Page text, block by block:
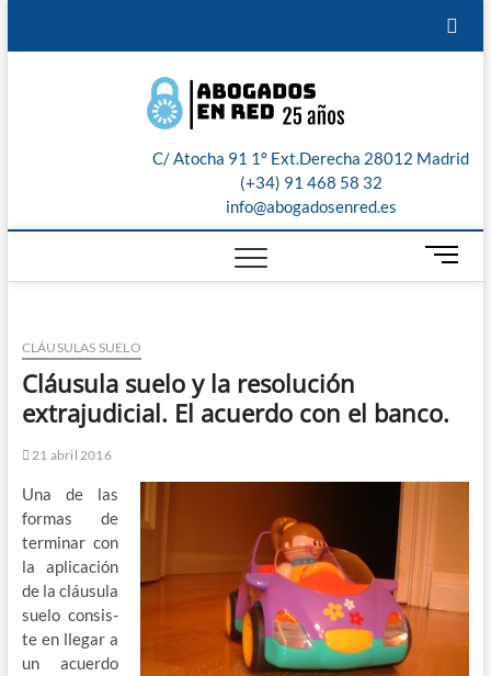
en Red:
Madrid,
Toledo,
Malaga,
C/ Atocha 91 1º Ext.Derecha 28012 Madrid
(+34) 91 468 58 32
info@abogadosenred.es
B
o
m
CLÁUSULAS SUELO
Cláusula suelo y la resolución
extrajudicial. El acuerdo con el banco.
21 abril 2016
Una de las
for­mas de
ter­mi­nar con
la apli­ca­ción
de la cláu­su­la
sue­lo con­sis­
te en lle­gar a
un acuer­do